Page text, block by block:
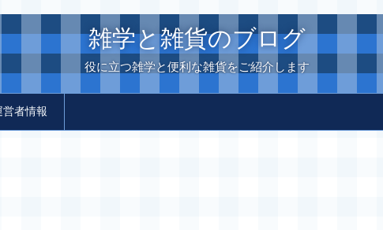
雑学と雑貨のブログ
役に立つ雑学と便利な雑貨をご紹介します
営者情報